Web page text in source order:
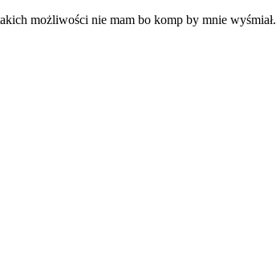
możliwości nie mam bo komp by mnie wyśmiał.